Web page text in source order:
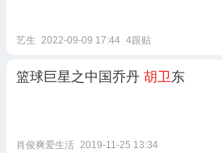
艺生 2022-09-09 17:44 4跟贴
篮球巨星之中国乔丹 胡卫东
肖俊爽爱生活 2019-11-25 13:34